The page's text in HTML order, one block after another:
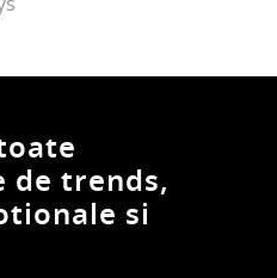
de trends,
si